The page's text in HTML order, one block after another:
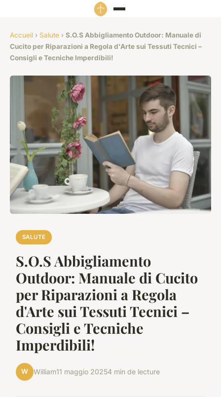
Accueil › Salute › S.O.S Abbigliamento Outdoor: Manuale di
Cucito per Riparazioni a Regola d'Arte sui Tessuti Tecnici –
Consigli e Tecniche Imperdibili!
SALUTE
S.O.S Abbigliamento
Outdoor: Manuale di Cucito
per Riparazioni a Regola
d'Arte sui Tessuti Tecnici –
Consigli e Tecniche
Imperdibili!
W William11 maggio 20254 min de lecture